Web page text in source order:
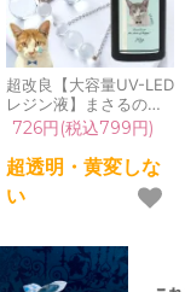
超改良【大容量UV-LED
レジン液】まさるの涙
ver.03 超透明 70g 初心
者 作家 コーティング
ハード 黄変しない 高品
質 クリア 猫 UVレジン
液 安い おすすめ
726円(税込799円)
超透明・黄変しな
い